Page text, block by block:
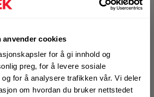
anvender cookies
for å gi innhold og
preg, for å levere sosiale
for å analysere trafikken vår. Vi deler
om hvordan du bruker nettstedet
VARIANT